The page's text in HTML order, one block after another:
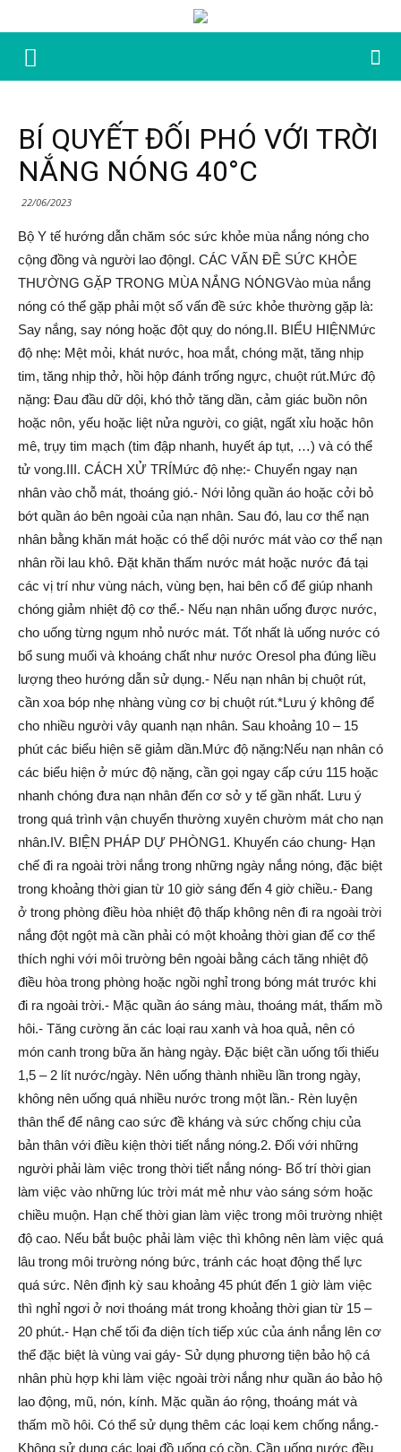
BÍ QUYẾT ĐỐI PHÓ VỚI TRỜI
NẮNG NÓNG 40°C
22/06/2023
Bộ Y tế hướng dẫn chăm sóc sức khỏe mùa nắng nóng cho
cộng đồng và người lao độngI. CÁC VẤN ĐỀ SỨC KHỎE
THƯỜNG GẶP TRONG MÙA NẮNG NÓNGVào mùa nắng
nóng có thể gặp phải một số vấn đề sức khỏe thường gặp là:
Say nắng, say nóng hoặc đột quỵ do nóng.II. BIỂU HIỆNMức
độ nhẹ: Mệt mỏi, khát nước, hoa mắt, chóng mặt, tăng nhịp
tim, tăng nhịp thở, hồi hộp đánh trống ngực, chuột rút.Mức độ
nặng: Đau đầu dữ dội, khó thở tăng dần, cảm giác buồn nôn
hoặc nôn, yếu hoặc liệt nửa người, co giật, ngất xỉu hoặc hôn
mê, trụy tim mạch (tim đập nhanh, huyết áp tụt, …) và có thể
tử vong.III. CÁCH XỬ TRÍMức độ nhẹ:- Chuyển ngay nạn
nhân vào chỗ mát, thoáng gió.- Nới lỏng quần áo hoặc cởi bỏ
bớt quần áo bên ngoài của nạn nhân. Sau đó, lau cơ thể nạn
nhân bằng khăn mát hoặc có thể dội nước mát vào cơ thể nạn
nhân rồi lau khô. Đặt khăn thấm nước mát hoặc nước đá tại
các vị trí như vùng nách, vùng bẹn, hai bên cổ để giúp nhanh
chóng giảm nhiệt độ cơ thể.- Nếu nạn nhân uống được nước,
cho uống từng ngụm nhỏ nước mát. Tốt nhất là uống nước có
bổ sung muối và khoáng chất như nước Oresol pha đúng liều
lượng theo hướng dẫn sử dụng.- Nếu nạn nhân bị chuột rút,
cần xoa bóp nhẹ nhàng vùng cơ bị chuột rút.*Lưu ý không để
cho nhiều người vây quanh nạn nhân. Sau khoảng 10 – 15
phút các biểu hiện sẽ giảm dần.Mức độ nặng:Nếu nạn nhân có
các biểu hiện ở mức độ nặng, cần gọi ngay cấp cứu 115 hoặc
nhanh chóng đưa nạn nhân đến cơ sở y tế gần nhất. Lưu ý
trong quá trình vận chuyển thường xuyên chườm mát cho nạn
nhân.IV. BIỆN PHÁP DỰ PHÒNG1. Khuyến cáo chung- Hạn
chế đi ra ngoài trời nắng trong những ngày nắng nóng, đặc biệt
trong khoảng thời gian từ 10 giờ sáng đến 4 giờ chiều.- Đang
ở trong phòng điều hòa nhiệt độ thấp không nên đi ra ngoài trời
nắng đột ngột mà cần phải có một khoảng thời gian để cơ thể
thích nghi với môi trường bên ngoài bằng cách tăng nhiệt độ
điều hòa trong phòng hoặc ngồi nghỉ trong bóng mát trước khi
đi ra ngoài trời.- Mặc quần áo sáng màu, thoáng mát, thấm mồ
hôi.- Tăng cường ăn các loại rau xanh và hoa quả, nên có
món canh trong bữa ăn hàng ngày. Đặc biệt cần uống tối thiếu
1,5 – 2 lít nước/ngày. Nên uống thành nhiều lần trong ngày,
không nên uống quá nhiều nước trong một lần.- Rèn luyện
thân thể để nâng cao sức đề kháng và sức chống chịu của
bản thân với điều kiện thời tiết nắng nóng.2. Đối với những
người phải làm việc trong thời tiết nắng nóng- Bố trí thời gian
làm việc vào những lúc trời mát mẻ như vào sáng sớm hoặc
chiều muộn. Hạn chế thời gian làm việc trong môi trường nhiệt
độ cao. Nếu bắt buộc phải làm việc thì không nên làm việc quá
lâu trong môi trường nóng bức, tránh các hoạt động thể lực
quá sức. Nên định kỳ sau khoảng 45 phút đến 1 giờ làm việc
thì nghỉ ngơi ở nơi thoáng mát trong khoảng thời gian từ 15 –
20 phút.- Hạn chế tối đa diện tích tiếp xúc của ánh nắng lên cơ
thể đặc biệt là vùng vai gáy- Sử dụng phương tiện bảo hộ cá
nhân phù hợp khi làm việc ngoài trời nắng như quần áo bảo hộ
lao động, mũ, nón, kính. Mặc quần áo rộng, thoáng mát và
thấm mồ hôi. Có thể sử dụng thêm các loại kem chống nắng.-
Không sử dụng các loại đồ uống có cồn. Cần uống nước đều